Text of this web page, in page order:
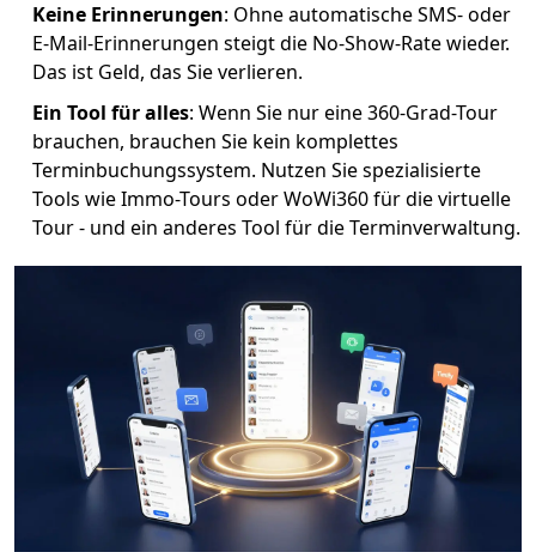
Keine Erinnerungen: Ohne automatische SMS- oder
E-Mail-Erinnerungen steigt die No-Show-Rate wieder.
Das ist Geld, das Sie verlieren.
Ein Tool für alles: Wenn Sie nur eine 360-Grad-Tour
brauchen, brauchen Sie kein komplettes
Terminbuchungssystem. Nutzen Sie spezialisierte
Tools wie Immo-Tours oder WoWi360 für die virtuelle
Tour - und ein anderes Tool für die Terminverwaltung.